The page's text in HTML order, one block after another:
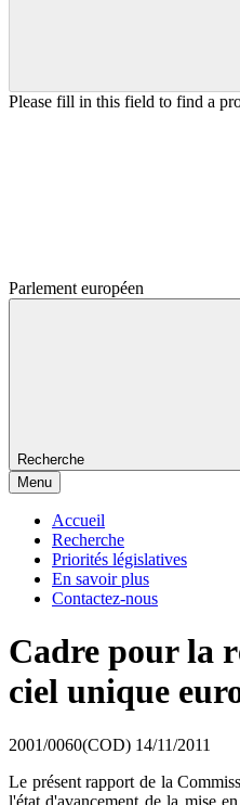
Please fill in this field to find a
Parlement européen
Recherche
Menu
Accueil
Recherche
Priorités législatives
En savoir plus
Contactez-nous
Cadre pour la
ciel unique
2001/0060(COD) 14/11/2011
Le présent rapport de la
l'état d'avancement de la mise